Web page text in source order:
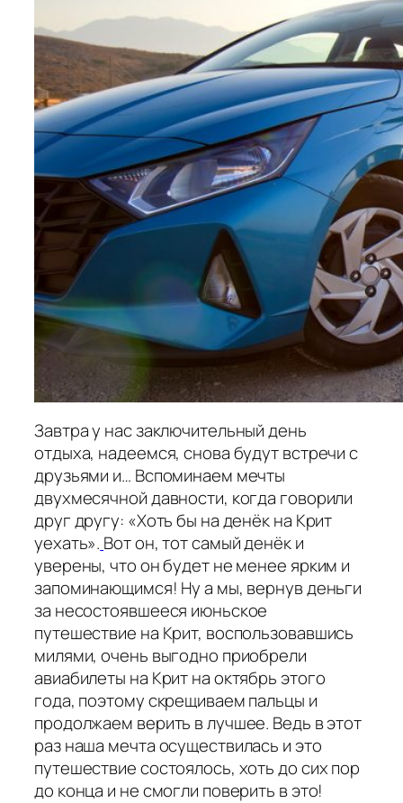
Завтра у нас заключительный день
отдыха, надеемся, снова будут встречи с
друзьями и… Вспоминаем мечты
двухмесячной давности, когда говорили
друг другу: «Хоть бы на денёк на Крит
уехать». Вот он, тот самый денёк и
уверены, что он будет не менее ярким и
запоминающимся! Ну а мы, вернув деньги
за несостоявшееся июньское
путешествие на Крит, воспользовавшись
милями, очень выгодно приобрели
авиабилеты на Крит на октябрь этого
года, поэтому скрещиваем пальцы и
продолжаем верить в лучшее. Ведь в этот
раз наша мечта осуществилась и это
путешествие состоялось, хоть до сих пор
до конца и не смогли поверить в это!